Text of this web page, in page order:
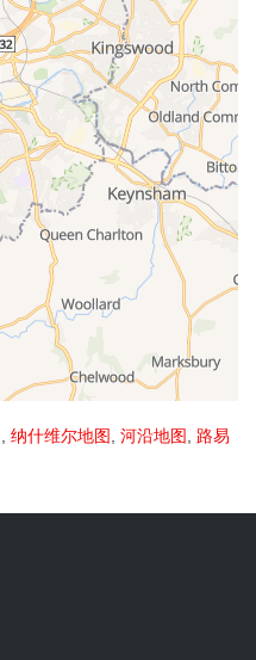
, 纳什维尔地图, 河沿地图, 路易